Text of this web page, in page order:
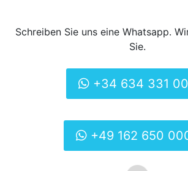
Schreiben Sie uns eine Whatsapp.
Sie.
+34 634 331
+49 162 650